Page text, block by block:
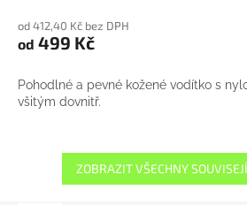
od 412,40 Kč bez DPH
od 499 Kč
Pohodlné a pevné kožené vodítko s
všitým dovnitř.
ZOBRAZIT VŠECHNY